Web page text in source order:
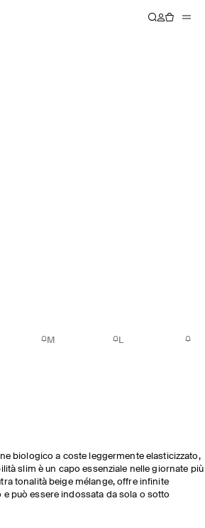
M L
biologico a coste leggermente elasticizzato,
slim è un capo essenziale nelle giornate più
tonalità beige mélange, offre infinite
può essere indossata da sola o sotto